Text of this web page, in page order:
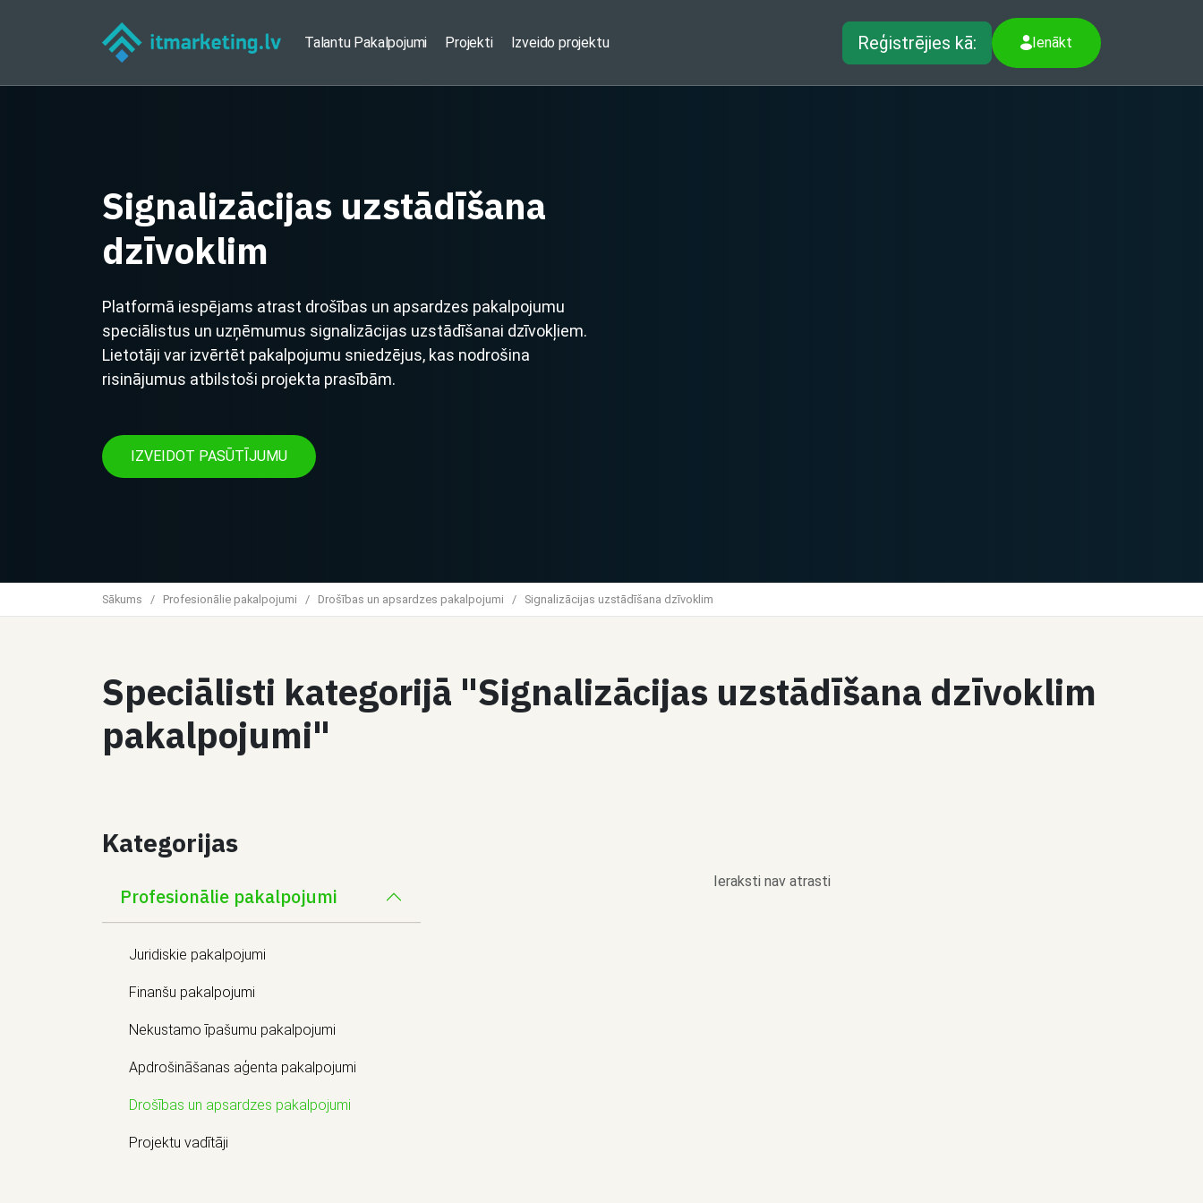
Talantu Pakalpojumi Projekti Izveido projektu Reģistrējies kā: Ienākt
Signalizācijas uzstādīšana
dzīvoklim
Platformā iespējams atrast drošības un apsardzes pakalpojumu
speciālistus un uzņēmumus signalizācijas uzstādīšanai dzīvokļiem.
Lietotāji var izvērtēt pakalpojumu sniedzējus, kas nodrošina
risinājumus atbilstoši projekta prasībām.
IZVEIDOT PASŪTĪJUMU
Sākums / Profesionālie pakalpojumi / Drošības un apsardzes pakalpojumi / Signalizācijas uzstādīšana dzīvoklim
Speciālisti kategorijā "Signalizācijas uzstādīšana dzīvoklim
pakalpojumi"
Kategorijas
Profesionālie pakalpojumi
Juridiskie pakalpojumi
Finanšu pakalpojumi
Nekustamo īpašumu pakalpojumi
Apdrošināšanas aģenta pakalpojumi
Drošības un apsardzes pakalpojumi
Projektu vadītāji
Ieraksti nav atrasti